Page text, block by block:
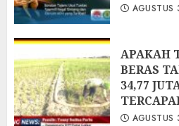
APAKAH
BERAS
34,77